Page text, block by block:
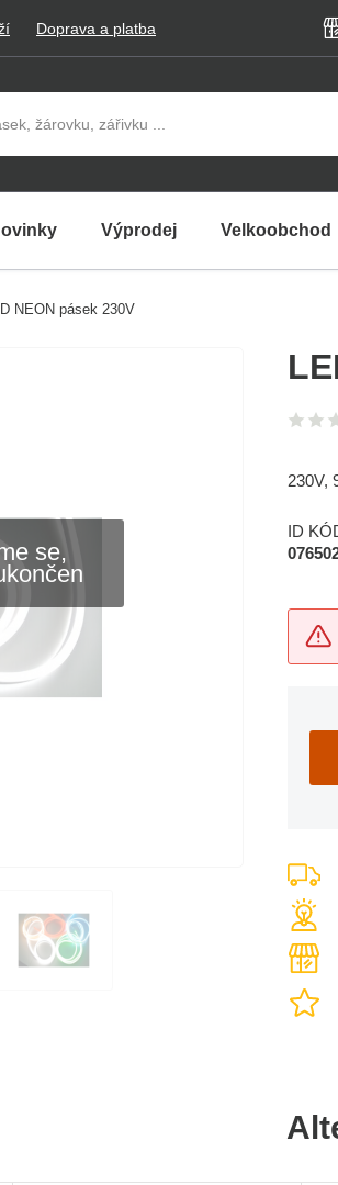
Doprava a platba
Výprodej Velkoobchod
NEON pásek 230V
se,
230V,
ID